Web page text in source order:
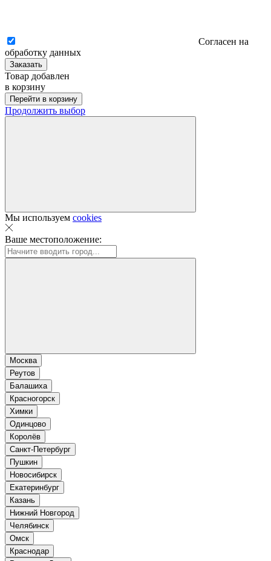
Согласен на
обработку данных
Заказать
Товар добавлен
в корзину
Перейти в корзину
Продолжить выбор
Мы используем cookies
Ваше местоположение:
Москва
Реутов
Балашиха
Красногорск
Химки
Одинцово
Королёв
Санкт-Петербург
Пушкин
Новосибирск
Екатеринбург
Казань
Нижний Новгород
Челябинск
Омск
Краснодар